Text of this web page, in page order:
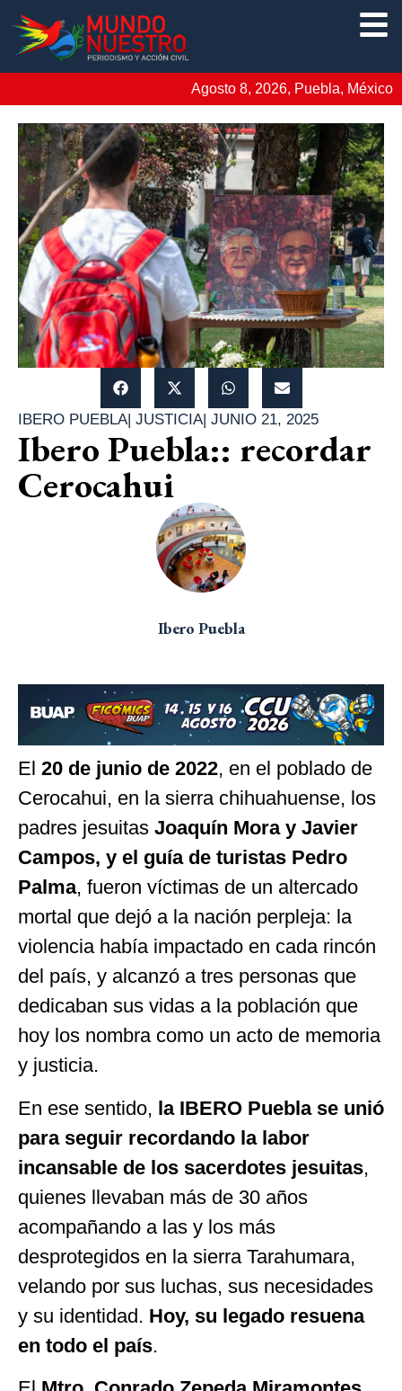
Agosto 8, 2026, Puebla, México
IBERO PUEBLA| JUSTICIA| JUNIO 21, 2025
Ibero Puebla:: recordar
Cerocahui
Ibero Puebla
El 20 de junio de 2022, en el poblado de
Cerocahui, en la sierra chihuahuense, los
padres jesuitas Joaquín Mora y Javier
Campos, y el guía de turistas Pedro
Palma, fueron víctimas de un altercado
mortal que dejó a la nación perpleja: la
violencia había impactado en cada rincón
del país, y alcanzó a tres personas que
dedicaban sus vidas a la población que
hoy los nombra como un acto de memoria
y justicia.
En ese sentido, la IBERO Puebla se unió
para seguir recordando la labor
incansable de los sacerdotes jesuitas,
quienes llevaban más de 30 años
acompañando a las y los más
desprotegidos en la sierra Tarahumara,
velando por sus luchas, sus necesidades
y su identidad. Hoy, su legado resuena
en todo el país.